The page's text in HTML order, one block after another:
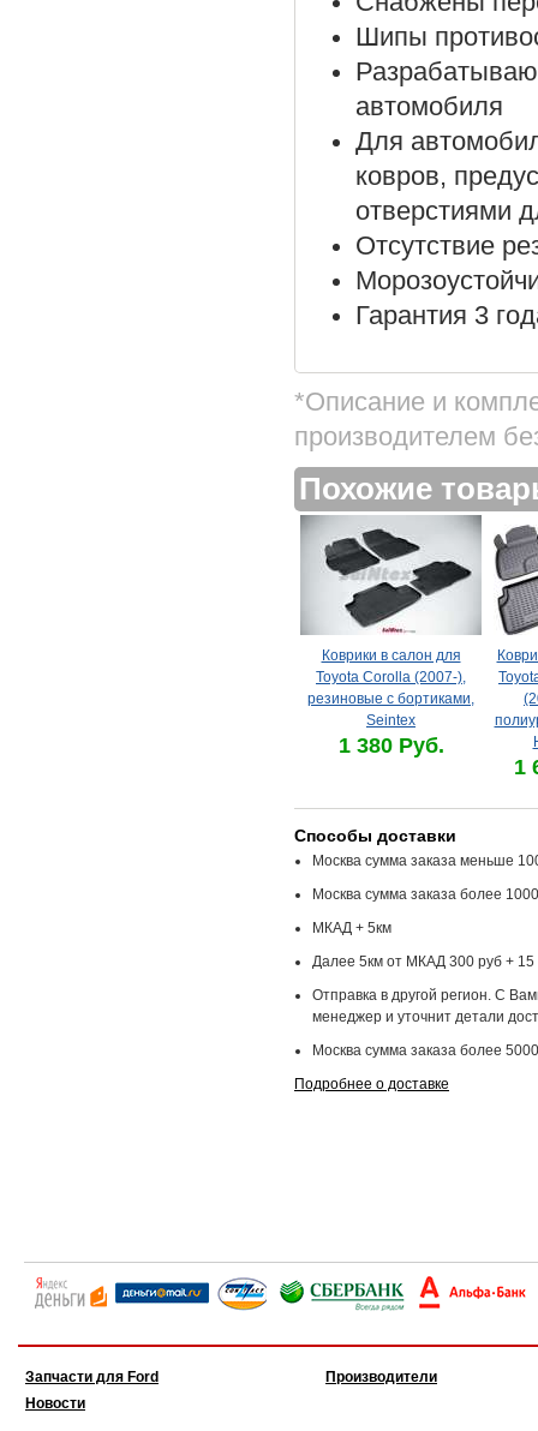
Шипы
автомобиля
Для
ковров,
отверстиями
Отсутствие
Гарантия 3
*Описание и
производителем
Похожие
Коврики в салон для
Toyota Corolla (2007-),
резиновые с бортиками,
Seintex
1 380 Руб.
1
Способы доставки
Москва сумма заказа меньше
Москва сумма заказа более
МКАД + 5км
Далее 5км от МКАД 300 руб + 15
Отправка в другой регион. С
менеджер и уточнит детали
Москва сумма заказа более
Подробнее о доставке
Запчасти для Ford
Новости
Производители